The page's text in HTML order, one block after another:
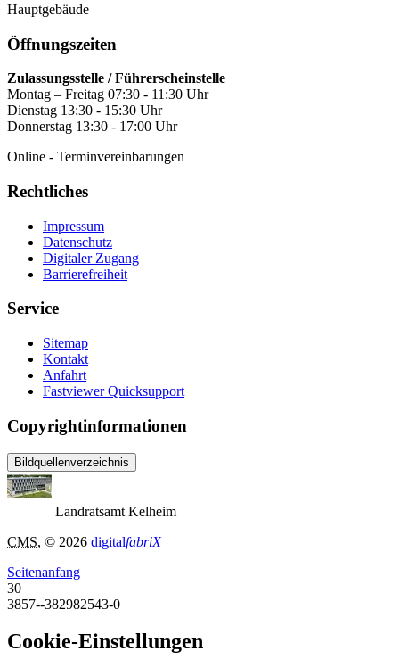
Hauptgebäude
Öffnungszeiten
Zulassungsstelle / Führerscheinstelle
Montag – Freitag 07:30 - 11:30 Uhr
Dienstag 13:30 - 15:30 Uhr
Donnerstag 13:30 - 17:00 Uhr
Online - Terminvereinbarungen
Rechtliches
Impressum
Datenschutz
Digitaler Zugang
Barrierefreiheit
Service
Sitemap
Kontakt
Anfahrt
Fastviewer Quicksupport
Copyrightinformationen
Bildquellenverzeichnis
Landratsamt Kelheim
CMS, © 2026 digitalfabriX
Seitenanfang
30
3857--382982543-0
Cookie-Einstellungen